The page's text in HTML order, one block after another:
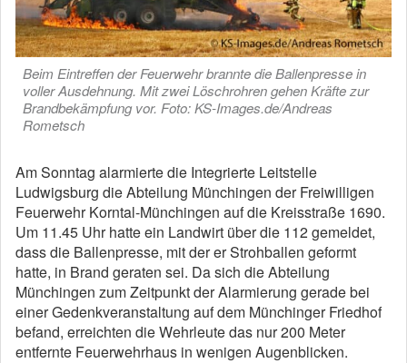
Beim Eintreffen der Feuerwehr brannte die Ballenpresse in
voller Ausdehnung. Mit zwei Löschrohren gehen Kräfte zur
Brandbekämpfung vor. Foto: KS-Images.de/Andreas
Rometsch
Am Sonntag alarmierte die Integrierte Leitstelle
Ludwigsburg die Abteilung Münchingen der Freiwilligen
Feuerwehr Korntal-Münchingen auf die Kreisstraße 1690.
Um 11.45 Uhr hatte ein Landwirt über die 112 gemeldet,
dass die Ballenpresse, mit der er Strohballen geformt
hatte, in Brand geraten sei. Da sich die Abteilung
Münchingen zum Zeitpunkt der Alarmierung gerade bei
einer Gedenkveranstaltung auf dem Münchinger Friedhof
befand, erreichten die Wehrleute das nur 200 Meter
entfernte Feuerwehrhaus in wenigen Augenblicken.